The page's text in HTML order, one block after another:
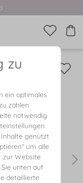
zu
ein optimales
zählen
notwendig
genutzt
um alle
zur Website
unten auf
detaillierte